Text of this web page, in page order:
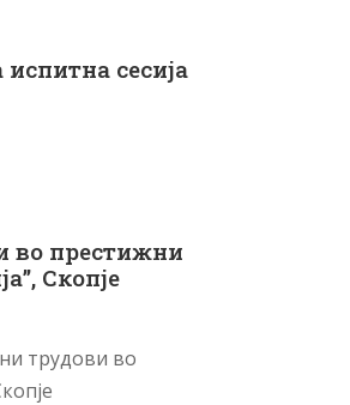
сесија
во престижни
Скопје
трудови во